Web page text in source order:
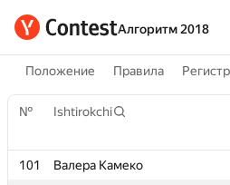
Алгоритм 2018
Положение Правила
№ Ishtirokchi
101 Валера Камеко
№ Ishtirokchi
101 Валера Камеко